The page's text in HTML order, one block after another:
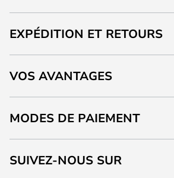
EXPÉDITION ET RETOURS
VOS AVANTAGES
MODES DE PAIEMENT
SUIVEZ-NOUS SUR